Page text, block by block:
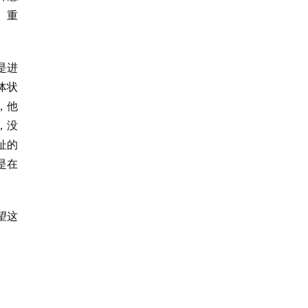
重
进
状
他
没
的
在
这